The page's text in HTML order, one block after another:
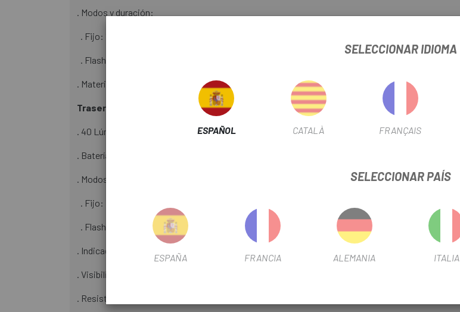
. Modos y duración:
. Fijo: 100% (1h40m) - 50%(3h20m) - 25%(6h40m)
. Flash (3h20min) - 50% (2 led lateral) (3h20min)
. Material: Cuerpo en aluminio y cabeza en plástico
Trasera:
. 40 Lúmenes a través de 30 chips de Led tipo COB
. Batería de Li-Po (3.7V 500 mAh), recargable en 2h
. Modos y duración:
. Fijo: 10LM (8h) - 20LM (4h) - 40LM (2h)
. Flash: 20LM (16h) - Lento 40LM (8h) - 40LM (4h)
. Indicador de estado: baja batería, cargando y batería al 100%
. Visibilidad lateral
. Resistencia IPX 4 a salpicaduras
SELECCIONAR IDIOMA
ESPAÑOL CATALÀ FRANÇAIS
SELECCIONAR PAÍS
ESPAÑA FRANCIA ALEMANIA ITALIA